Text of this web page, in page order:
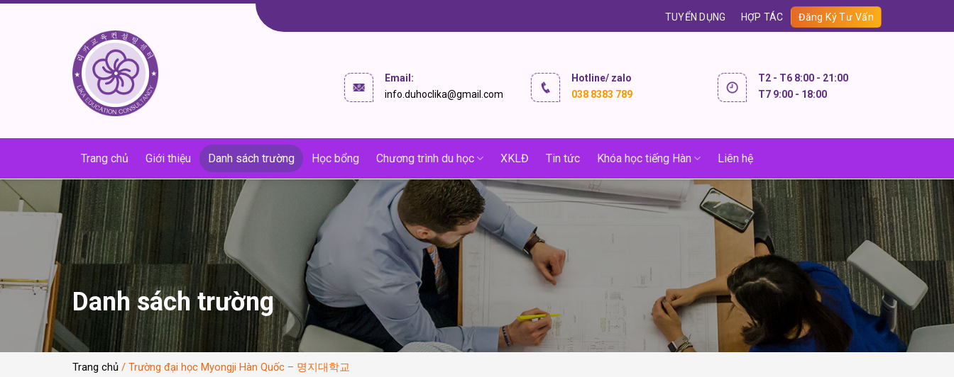
Skip
TUYỂN DỤNG HỢP TÁC Đăng Ký Tư Vấn
Email:
info.duhoclika@gmail.com
Hotline/ zalo
038 8383 789
T2 - T6 8:00 - 21:00
T7 9:00 - 18:00
Trang chủ Giới thiệu Danh sách trường Học bổng Chương trình du học XKLĐ Tin tức Khóa học tiếng Hàn Liên hệ
Danh sách trường
Trang chủ / Trường đại học Myongji Hàn Quốc – 명지대학교